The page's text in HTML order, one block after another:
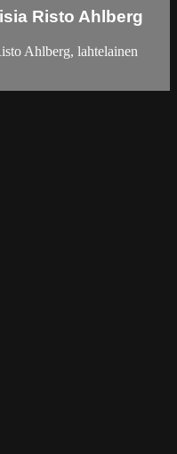
Risto Ahlberg
Ahlberg, lahtelainen